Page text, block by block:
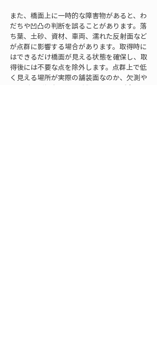
また、橋面上に一時的な障害物があると、わ
だちや凹凸の判断を誤ることがあります。落
ち葉、土砂、資材、車両、濡れた反射面など
が点群に影響する場合があります。取得時に
はできるだけ橋面が見える状態を確保し、取
得後には不要な点を除外します。点群上で低
く見える場所が実際の舗装面なのか、欠測や
ノイズの影響なのかを確認することが大切で